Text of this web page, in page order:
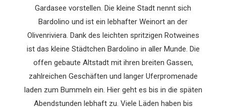
Gardasee vorstellen. Die kleine Stadt nennt sich
Bardolino und ist ein lebhafter Weinort an der
Olivenriviera. Dank des leichten spritzigen Rotweines
ist das kleine Städtchen Bardolino in aller Munde. Die
offen gebaute Altstadt mit ihren breiten Gassen,
zahlreichen Geschäften und langer Uferpromenade
laden zum Bummeln ein. Hier geht es bis in die späten
Abendstunden lebhaft zu. Viele Läden haben bis